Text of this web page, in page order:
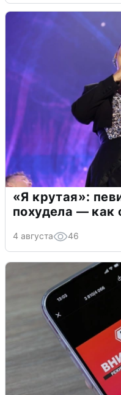
«Я крутая»:
похудела — как
4 августа 46